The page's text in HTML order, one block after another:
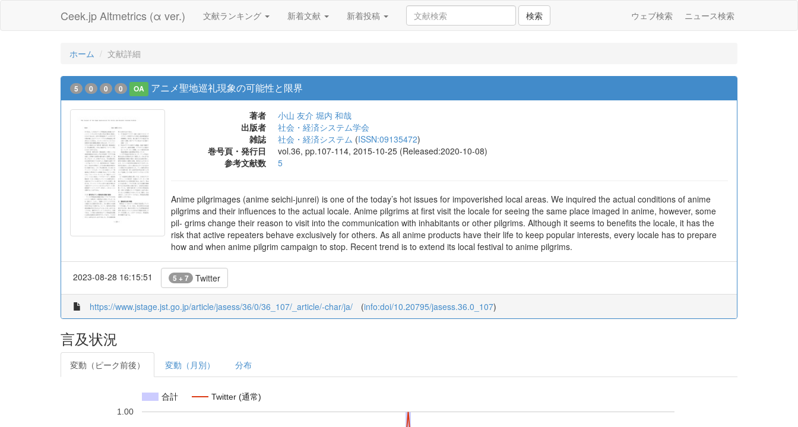
Ceek.jp Altmetrics (α ver.) 文献ランキング 新着文献 新着投稿 検索 ウェブ検索 ニュース検索
ホーム 文献詳細
5 0 0 0 OA アニメ聖地巡礼現象の可能性と限界
著者 小山 友介 堀内 和哉
出版者
社会・経済システム学会
雑誌
社会・経済システム (ISSN:09135472)
巻号頁・発行日
vol.36, pp.107-114, 2015-10-25 (Released:2020-10-08)
参考文献数
5
Anime pilgrimages (anime seichi-junrei) is one of the today’s hot issues for impoverished local areas. We inquired the actual conditions of anime
pilgrims and their influences to the actual locale. Anime pilgrims at first visit the locale for seeing the same place imaged in anime, however, some
pil- grims change their reason to visit into the communication with inhabitants or other pilgrims. Although it seems to benefits the locale, it has the
risk that active repeaters behave exclusively for others. As all anime products have their life to keep popular interests, every locale has to prepare
how and when anime pilgrim campaign to stop. Recent trend is to extend its local festival to anime pilgrims.
2023-08-28 16:15:51 5 + 7 Twitter
https://www.jstage.jst.go.jp/article/jasess/36/0/36_107/_article/-char/ja/ (info:doi/10.20795/jasess.36.0_107)
言及状況
変動（ピーク前後） 変動（月別） 分布
合計 Twitter (通常)
1.00